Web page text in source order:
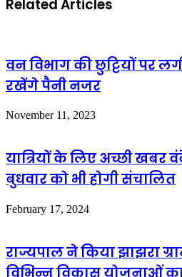
Related Articles
वन विभाग की छुट्टियों पर
रखेंगे पैनी नजर
November 11, 2023
यात्रियों के लिए अच्छी खबर
बुधवार को भी होगी संचालित
February 17, 2024
राज्यपाल ने किया झाझरा
विभिन्न विकास योजनाओं